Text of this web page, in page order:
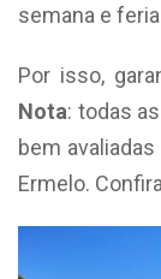
semana e
Por isso,
Nota: todas
bem
Ermelo.